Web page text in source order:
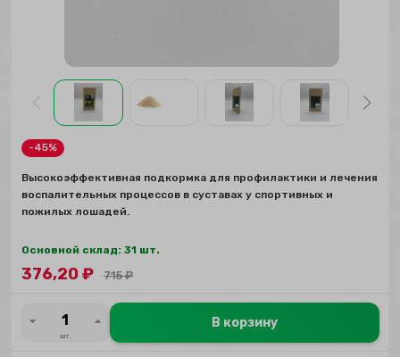
-45%
Высокоэффективная подкормка для профилактики и лечения
воспалительных процессов в суставах у спортивных и
пожилых лошадей.
Основной склад: 31 шт.
376,20₽ 715₽
шт.
В корзину